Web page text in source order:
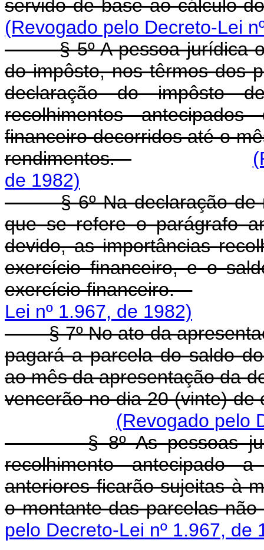
servido de base ao cálculo
(Revogado pelo Decreto-Lei
§ 5º A pessoa jurídica
do impôsto, nos têrmos dos
declaração do impôsto
recolhimentos
financeiro decorridos até o
rendimentos.
de 1982)
§ 6º Na declaração de
que se refere o parágrafo
devido, as importâncias
exercício financeiro, e o
exercício financeiro.
Lei nº 1.967, de 1982)
§ 7º No ato da
pagará a parcela do saldo
ao mês da apresentação da
vencerão no dia 20 (vinte)
(Revogado pelo
§ 8º As pessoas
recolhimento antecipado
anteriores ficarão sujeitas à
o montante das parcelas não
pelo Decreto-Lei nº 1.967, de